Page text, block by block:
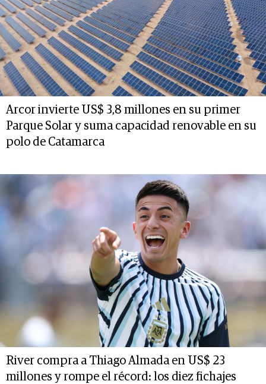
Arcor invierte US$ 3,8 millones en su primer
Parque Solar y suma capacidad renovable en su
polo de Catamarca
River compra a Thiago Almada en US$ 23
millones y rompe el récord: los diez fichajes